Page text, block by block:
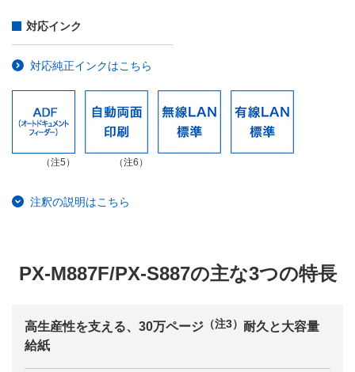
対応インク
対応純正インクはこちら
（注5） （注6）
注釈の説明はこちら
PX-M887F/PX-S887の主な3つの特長
高生産性を支える、30万ページ （注3） 耐久と大容量
給紙